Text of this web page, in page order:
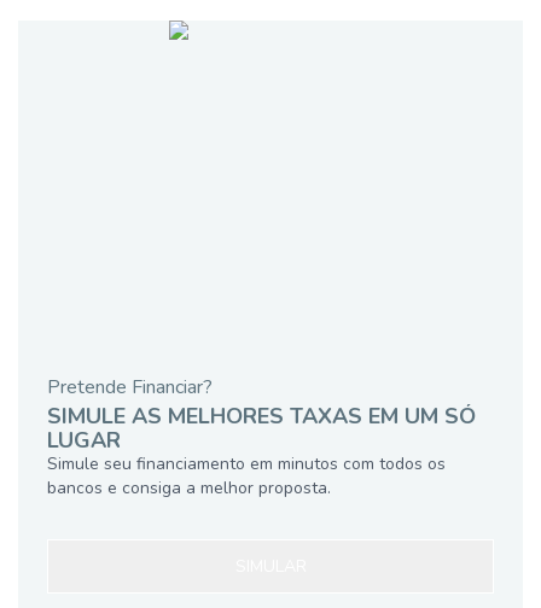
Pretende Financiar?
SIMULE AS MELHORES TAXAS EM UM SÓ
LUGAR
Simule seu financiamento em minutos com todos os
bancos e consiga a melhor proposta.